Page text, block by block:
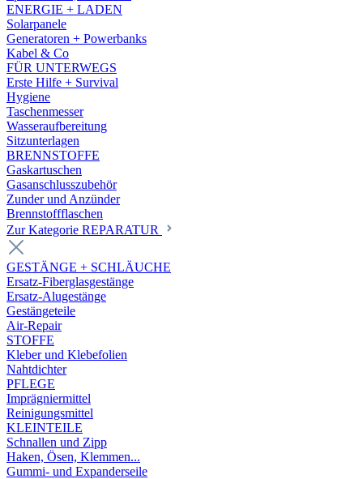
ENERGIE + LADEN
Solarpanele
Generatoren + Powerbanks
Kabel & Co
FÜR UNTERWEGS
Erste Hilfe + Survival
Hygiene
Taschenmesser
Wasseraufbereitung
Sitzunterlagen
BRENNSTOFFE
Gaskartuschen
Gasanschlusszubehör
Zunder und Anzünder
Brennstoffflaschen
Zur Kategorie REPARATUR
GESTÄNGE + SCHLÄUCHE
Ersatz-Fiberglasgestänge
Ersatz-Alugestänge
Gestängeteile
Air-Repair
STOFFE
Kleber und Klebefolien
Nahtdichter
PFLEGE
Imprägniermittel
Reinigungsmittel
KLEINTEILE
Schnallen und Zipp
Haken, Ösen, Klemmen...
Gummi- und Expanderseile